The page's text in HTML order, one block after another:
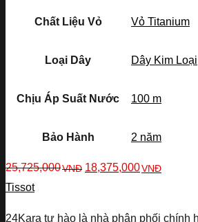
Chất Liệu Vỏ Vỏ Titanium
Loại Dây Dây Kim Loại
Chịu Áp Suất Nước 100 m
Bảo Hành 2 năm
25,725,000VNĐ 18,375,000VNĐ
Tissot
24Kara tự hào là nhà phân phối chính